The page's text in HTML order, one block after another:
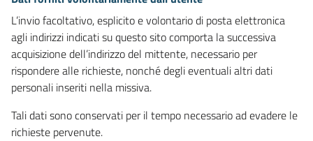
L’invio facoltativo, esplicito e volontario di posta elettronica
agli indirizzi indicati su questo sito comporta la successiva
acquisizione dell’indirizzo del mittente, necessario per
rispondere alle richieste, nonché degli eventuali altri dati
personali inseriti nella missiva.
Tali dati sono conservati per il tempo necessario ad evadere le
richieste pervenute.